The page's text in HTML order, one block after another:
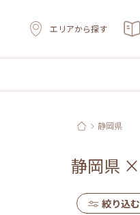
エリアから探す
静岡県
静岡県 ×
絞り込む